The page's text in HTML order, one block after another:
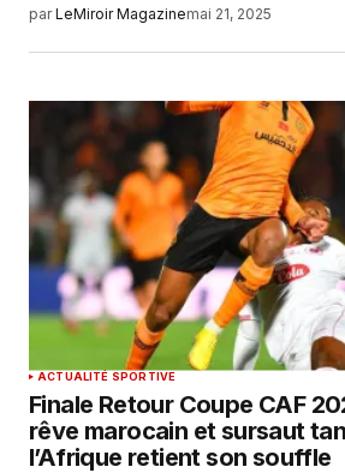
par LeMiroir Magazinemai 21, 2025
ACTUALITÉ SPORTIVE
Finale Retour Coupe CAF
rêve marocain et sursaut
l’Afrique retient son souffle